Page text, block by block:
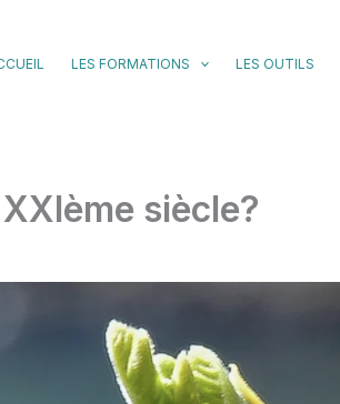
LES FORMATIONS LES OUTILS
siècle?